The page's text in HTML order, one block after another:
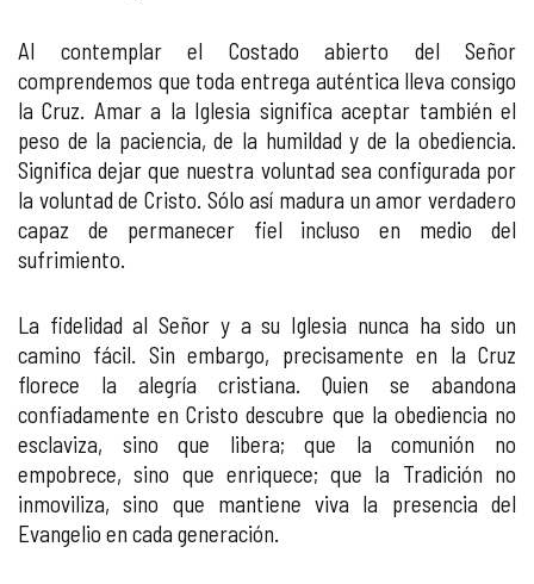
Al contemplar el Costado abierto del Señor
comprendemos que toda entrega auténtica lleva consigo
la Cruz. Amar a la Iglesia significa aceptar también el
peso de la paciencia, de la humildad y de la obediencia.
Significa dejar que nuestra voluntad sea configurada por
la voluntad de Cristo. Sólo así madura un amor verdadero
capaz de permanecer fiel incluso en medio del
sufrimiento.
La fidelidad al Señor y a su Iglesia nunca ha sido un
camino fácil. Sin embargo, precisamente en la Cruz
florece la alegría cristiana. Quien se abandona
confiadamente en Cristo descubre que la obediencia no
esclaviza, sino que libera; que la comunión no
empobrece, sino que enriquece; que la Tradición no
inmoviliza, sino que mantiene viva la presencia del
Evangelio en cada generación.